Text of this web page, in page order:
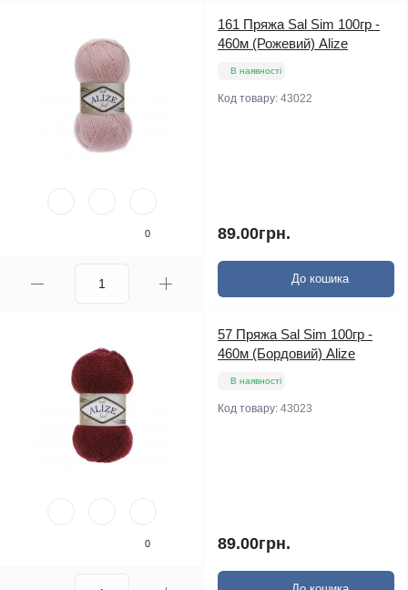
0
161 Пряжа Sal Sim 100гр -
460м (Рожевий) Alize
В наявності
Код товару: 43022
89.00грн.
До кошика
0
57 Пряжа Sal Sim 100гр -
460м (Бордовий) Alize
В наявності
Код товару: 43023
89.00грн.